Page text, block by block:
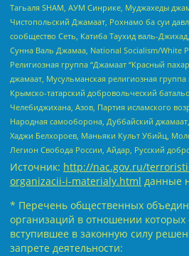
Тагьаля SHAM, АУМ Синрике, Муджахеды
Чистопольский Джамаат, Рохнамо ба суи
сообщество Сеть, Катиба Таухид валь-
Сунна Валь Джамаа, National Socialism/White
Религиозная группа “Джамаат “Красный
джамаат, Мусульманская религиозная
Крымско-татарский добровольческий
Челебиджихана, Азов, Партия исламского
Народная самооборона, Дуббайский
Хаджи Белхороев, Маньяки Культ Убийц,
Легион Свобода России, Айдар, Русский
Источник: http://nac.gov.ru/
organizacii-i-materialy.html данные
* Перечень общественных
организаций в отношении которых
вступившее в законную силу
запрете деятельности: